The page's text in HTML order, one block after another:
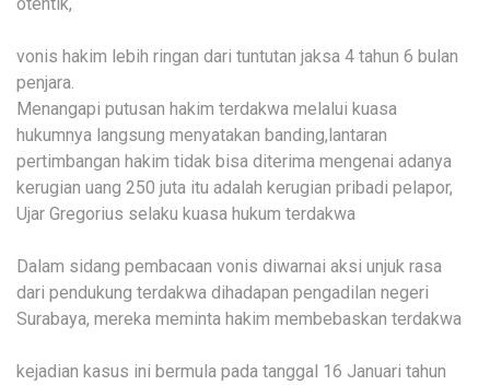
vonis hakim lebih ringan dari tuntutan jaksa 4 tahun 6 bulan
penjara.
Menangapi putusan hakim terdakwa melalui kuasa
hukumnya langsung menyatakan banding,lantaran
pertimbangan hakim tidak bisa diterima mengenai adanya
kerugian uang 250 juta itu adalah kerugian pribadi pelapor,
Ujar Gregorius selaku kuasa hukum terdakwa
Dalam sidang pembacaan vonis diwarnai aksi unjuk rasa
dari pendukung terdakwa dihadapan pengadilan negeri
Surabaya, mereka meminta hakim membebaskan terdakwa
kejadian kasus ini bermula pada tanggal 16 Januari tahun